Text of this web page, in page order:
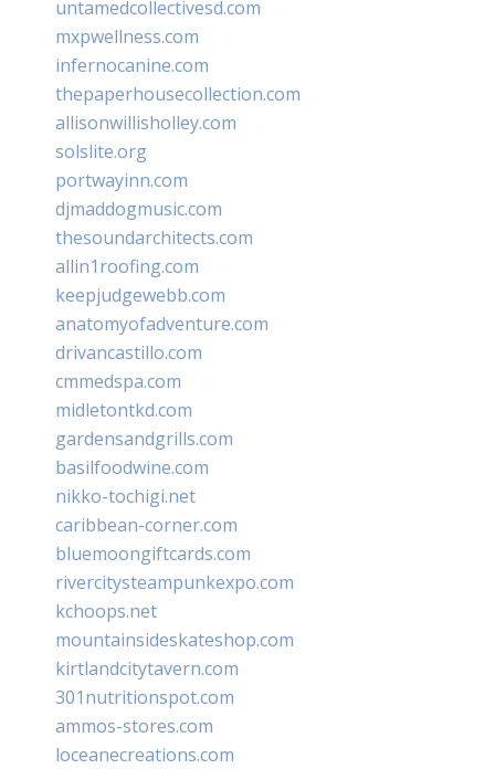
untamedcollectivesd.com
mxpwellness.com
infernocanine.com
thepaperhousecollection.com
allisonwillisholley.com
solslite.org
portwayinn.com
djmaddogmusic.com
thesoundarchitects.com
allin1roofing.com
keepjudgewebb.com
anatomyofadventure.com
drivancastillo.com
cmmedspa.com
midletontkd.com
gardensandgrills.com
basilfoodwine.com
nikko-tochigi.net
caribbean-corner.com
bluemoongiftcards.com
rivercitysteampunkexpo.com
kchoops.net
mountainsideskateshop.com
kirtlandcitytavern.com
301nutritionspot.com
ammos-stores.com
loceanecreations.com